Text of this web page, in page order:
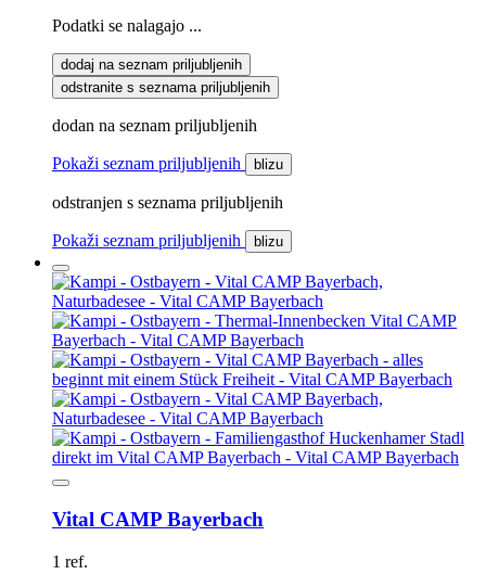
Podatki se nalagajo ...
dodaj na seznam priljubljenih
odstranite s seznama priljubljenih
dodan na seznam priljubljenih
Pokaži seznam priljubljenih blizu
odstranjen s seznama priljubljenih
Pokaži seznam priljubljenih blizu
Vital CAMP Bayerbach
1 ref.